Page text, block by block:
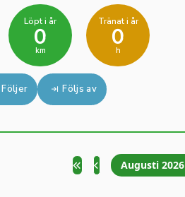
Löpt i år
0
km
Tränat i år
0
h
Följer Följs av
Augusti 2026